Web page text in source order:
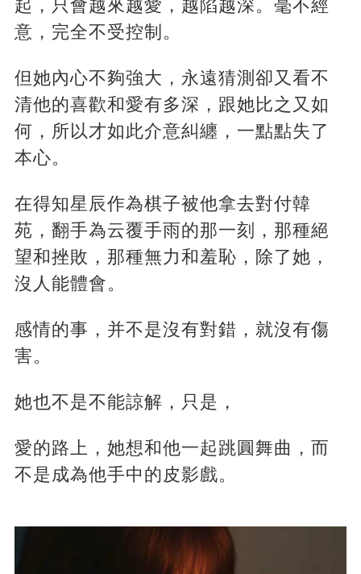
起，只會越來越愛，越陷越深。毫不經
意，完全不受控制。
但她內心不夠強大，永遠猜測卻又看不
清他的喜歡和愛有多深，跟她比之又如
何，所以才如此介意糾纏，一點點失了
本心。
在得知星辰作為棋子被他拿去對付韓
苑，翻手為云覆手雨的那一刻，那種絕
望和挫敗，那種無力和羞恥，除了她，
沒人能體會。
感情的事，并不是沒有對錯，就沒有傷
害。
她也不是不能諒解，只是，
愛的路上，她想和他一起跳圓舞曲，而
不是成為他手中的皮影戲。